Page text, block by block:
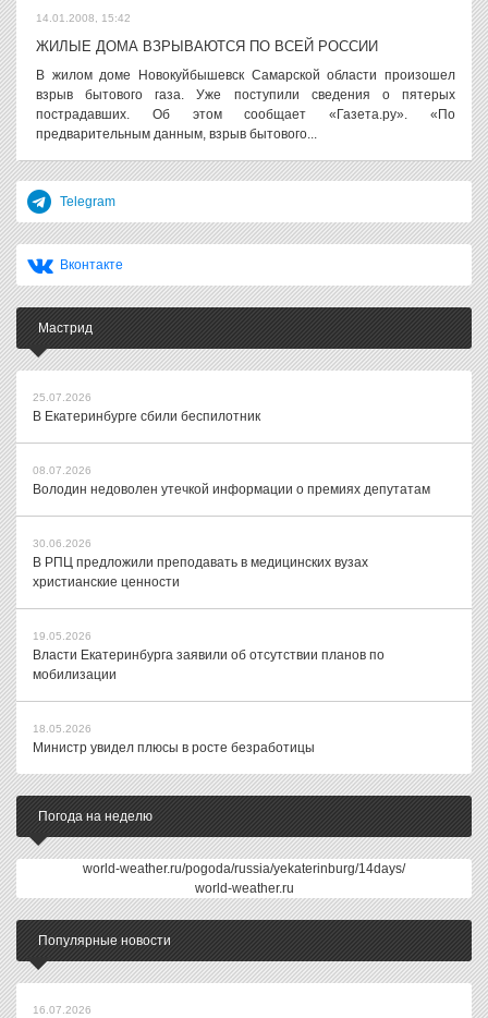
14.01.2008, 15:42
ЖИЛЫЕ ДОМА ВЗРЫВАЮТСЯ ПО ВСЕЙ РОССИИ
В жилом доме Новокуйбышевск Самарской области произошел
взрыв бытового газа. Уже поступили сведения о пятерых
пострадавших. Об этом сообщает «Газета.ру». «По
предварительным данным, взрыв бытового...
Telegram
Вконтакте
Мастрид
25.07.2026
В Екатеринбурге сбили беспилотник
08.07.2026
Володин недоволен утечкой информации о премиях депутатам
30.06.2026
В РПЦ предложили преподавать в медицинских вузах
христианские ценности
19.05.2026
Власти Екатеринбурга заявили об отсутствии планов по
мобилизации
18.05.2026
Министр увидел плюсы в росте безработицы
Погода на неделю
world-weather.ru/pogoda/russia/yekaterinburg/14days/
world-weather.ru
Популярные новости
16.07.2026